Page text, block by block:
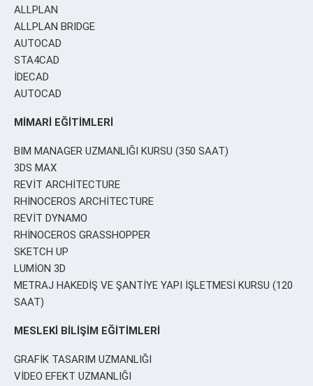
ALLPLAN
ALLPLAN BRIDGE
AUTOCAD
STA4CAD
İDECAD
AUTOCAD
MİMARİ EĞİTİMLERİ
BIM MANAGER UZMANLIĞI KURSU (350 SAAT)
3DS MAX
REVİT ARCHİTECTURE
RHİNOCEROS ARCHİTECTURE
REVİT DYNAMO
RHİNOCEROS GRASSHOPPER
SKETCH UP
LUMİON 3D
METRAJ HAKEDİŞ VE ŞANTİYE YAPI İŞLETMESİ KURSU (120
SAAT)
MESLEKİ BİLİŞİM EĞİTİMLERİ
GRAFİK TASARIM UZMANLIĞI
VİDEO EFEKT UZMANLIĞI